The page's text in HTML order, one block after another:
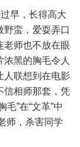
早，长得高大
野蛮，爱耍弄口
老师也不放在眼
黑的胸毛令人
人联想到在电影
信相师那套，凭
”在“文革”中
师，杀害同学